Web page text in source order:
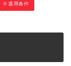
※適用条件